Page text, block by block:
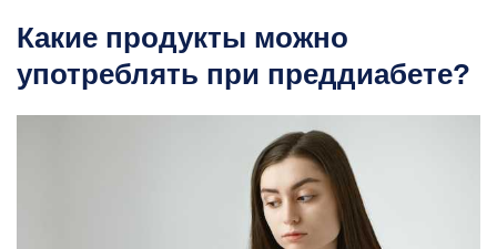
Какие продукты можно
употреблять при преддиабете?